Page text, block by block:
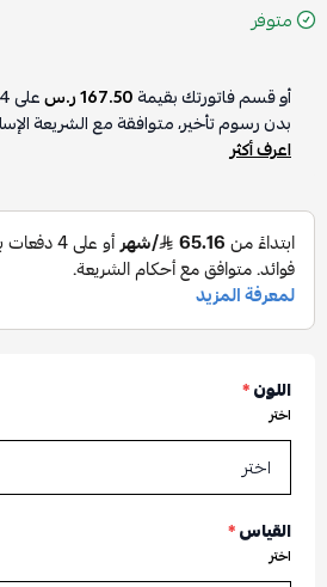
متوفر
أو قسم فاتورتك بقيمة167.50 ر.س على4
بدون رسوم تأخير، متوافقة مع الشريعة
اعرف أكثر
اللون*
اختر
القياس*
اختر